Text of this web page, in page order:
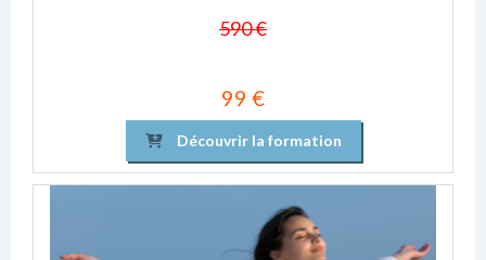
590 €
99 €
Découvrir la formation